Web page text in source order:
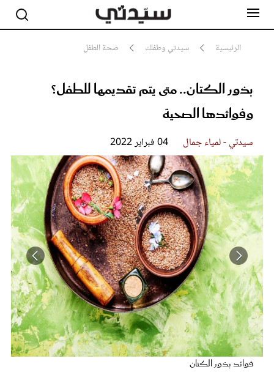
الرئيسية سيدتي وطفلك صحة الطفل
بذور الكتان.. متى يتم تقديمها للطفل؟
وفوائدها الصحية
سيدتي - لمياء جمال 04 فبراير 2022
فوائد بذور الكتان
فوائد الزبادي للطفل
تشخيص أمراض الطفل
بذور الكتان
مشاهير
أناقة
جمال
سيدتي وطفلك
لايف ستايل
بلس+
فيديو
مطبخ سيدتي
مقالات الرأي
ستايل
تقارير
عروس سيدتي